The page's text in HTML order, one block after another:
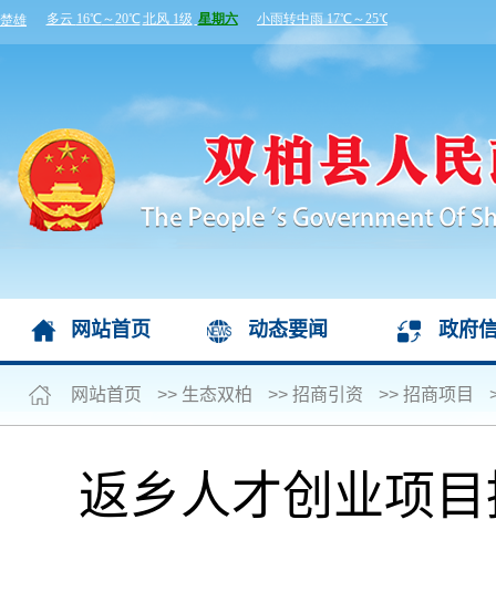
网站首页 动态要闻 政府
网站首页 >> 生态双柏 >> 招商引资 >> 招商项目
返乡人才创业项